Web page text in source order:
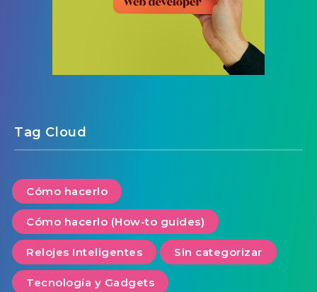
Tag Cloud
Cómo hacerlo
Cómo hacerlo (How-to guides)
Relojes Inteligentes Sin categorizar
Tecnología y Gadgets